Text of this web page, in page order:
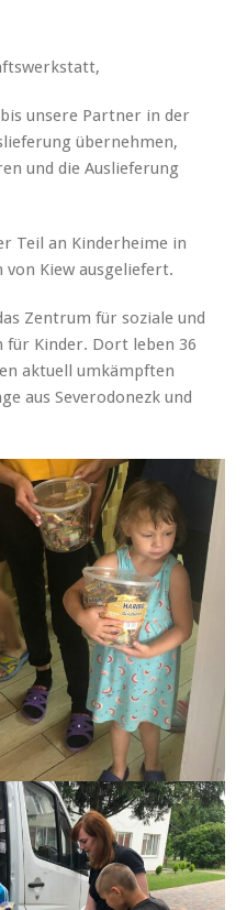
unsere Partner in der
übernehmen,
und die Auslieferung
Teil an Kinderheime in
von Kiew ausgeliefert.
Zentrum für soziale und
für Kinder. Dort leben 36
aktuell umkämpften
aus Severodonezk und